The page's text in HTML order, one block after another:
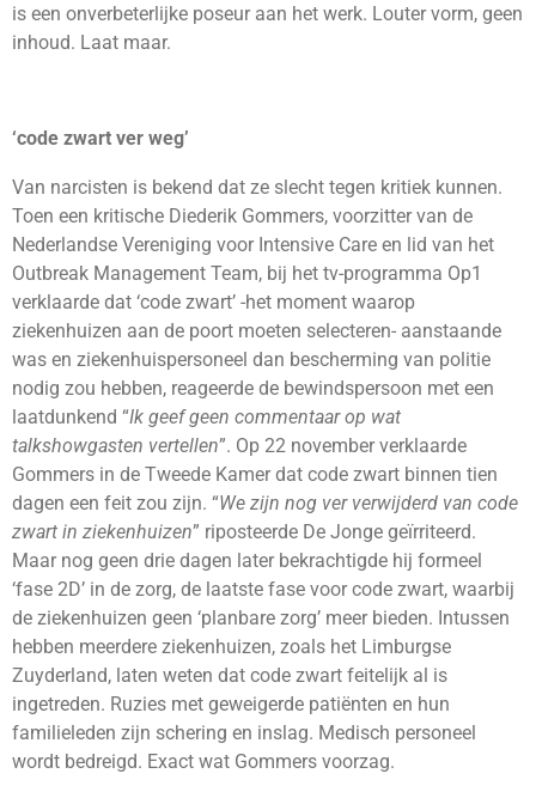
is een onverbeterlijke poseur aan het werk. Louter vorm, geen
inhoud. Laat maar.
‘code zwart ver weg’
Van narcisten is bekend dat ze slecht tegen kritiek kunnen.
Toen een kritische Diederik Gommers, voorzitter van de
Nederlandse Vereniging voor Intensive Care en lid van het
Outbreak Management Team, bij het tv-programma Op1
verklaarde dat ‘code zwart’ -het moment waarop
ziekenhuizen aan de poort moeten selecteren- aanstaande
was en ziekenhuispersoneel dan bescherming van politie
nodig zou hebben, reageerde de bewindspersoon met een
laatdunkend “Ik geef geen commentaar op wat
talkshowgasten vertellen”. Op 22 november verklaarde
Gommers in de Tweede Kamer dat code zwart binnen tien
dagen een feit zou zijn. “We zijn nog ver verwijderd van code
zwart in ziekenhuizen” riposteerde De Jonge geïrriteerd.
Maar nog geen drie dagen later bekrachtigde hij formeel
‘fase 2D’ in de zorg, de laatste fase voor code zwart, waarbij
de ziekenhuizen geen ‘planbare zorg’ meer bieden. Intussen
hebben meerdere ziekenhuizen, zoals het Limburgse
Zuyderland, laten weten dat code zwart feitelijk al is
ingetreden. Ruzies met geweigerde patiënten en hun
familieleden zijn schering en inslag. Medisch personeel
wordt bedreigd. Exact wat Gommers voorzag.